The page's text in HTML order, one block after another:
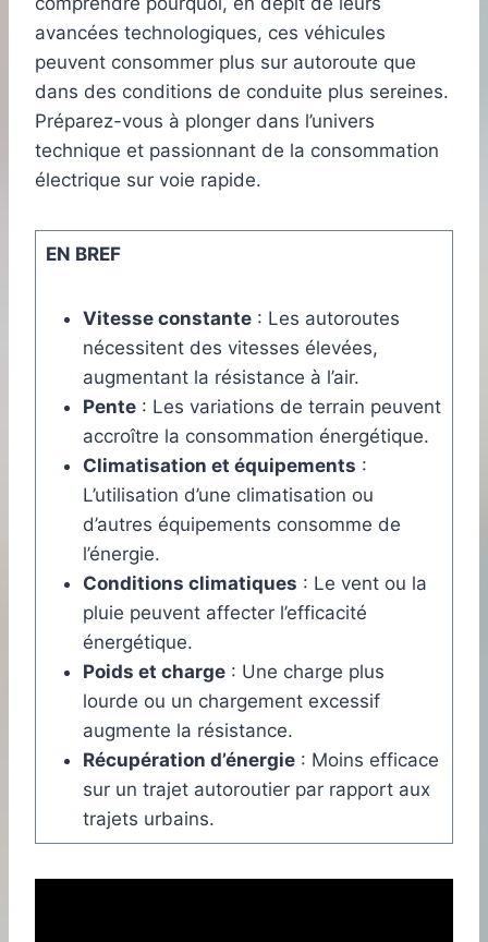
avancées technologiques, ces véhicules
peuvent consommer plus sur autoroute que
dans des conditions de conduite plus sereines.
Préparez-vous à plonger dans l’univers
technique et passionnant de la consommation
électrique sur voie rapide.
EN BREF
Vitesse constante: Les autoroutes
nécessitent des vitesses élevées,
augmentant la résistance à l’air.
Pente: Les variations de terrain peuvent
accroître la consommation énergétique.
Climatisation et équipements :
L’utilisation d’une climatisation ou
d’autres équipements consomme de
l’énergie.
Conditions climatiques : Le vent ou la
pluie peuvent affecter l’efficacité
énergétique.
Poids et charge: Une charge plus
lourde ou un chargement excessif
augmente la résistance.
Récupération d’énergie: Moins efficace
sur un trajet autoroutier par rapport aux
trajets urbains.